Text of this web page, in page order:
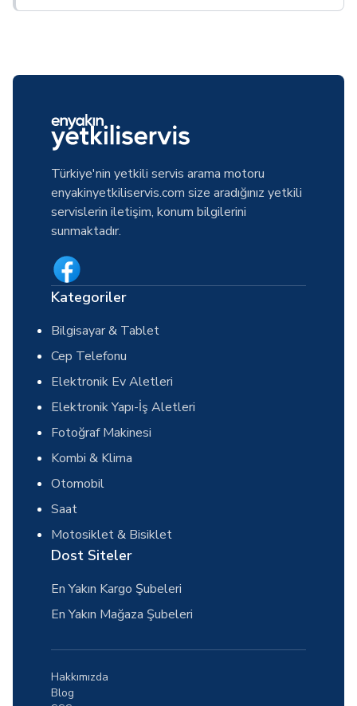
Türkiye'nin yetkili servis arama motoru
enyakinyetkiliservis.com size aradığınız yetkili
servislerin iletişim, konum bilgilerini
sunmaktadır.
Kategoriler
Bilgisayar & Tablet
Cep Telefonu
Elektronik Ev Aletleri
Elektronik Yapı-İş Aletleri
Fotoğraf Makinesi
Kombi & Klima
Otomobil
Saat
Motosiklet & Bisiklet
Dost Siteler
En Yakın Kargo Şubeleri
En Yakın Mağaza Şubeleri
Hakkımızda
Blog